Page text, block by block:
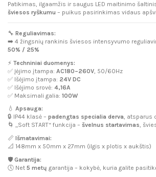
Patikimas, ilgaamžis ir saugus LED maitinimo
šviesos ryškumu – puikus pasirinkimas vidaus
🔧 Reguliavimas:
➡️ 4 žingsnių rankinis šviesos intensyvumo
50% / 25%
⚡ Techniniai duomenys:
✅ Įėjimo įtampa: AC180–260V , 50/60Hz
✅ Išėjimo įtampa: 24V DC
✅ Išėjimo srovė: 4,16A
✅ Maksimali galia: 100W
💧 Apsauga:
🔒 IP44 klasė – padengtas specialia derva, atsparus
🌀 „Soft START“ funkcija – švelnus startavimas,
📏 Išmatavimai:
📐 148mm x 50mm x 27mm (ilgis x plotis x aukštis)
🛡️ Garantija:
🕔 Net 5 metų garantija – kokybė, kuria galite